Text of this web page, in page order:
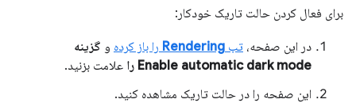
برای فعال کردن حالت تاریک خودکار:
در این صفحه، تب Rendering را باز کرده و گزینه
Enable automatic dark mode را
علامت بزنید.
این صفحه را در حالت تاریک مشاهده کنید.